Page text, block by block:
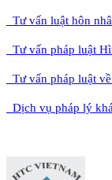
Tư vấn luật hôn
Tư vấn pháp luật
Tư vấn pháp luật
Dịch vụ pháp lý